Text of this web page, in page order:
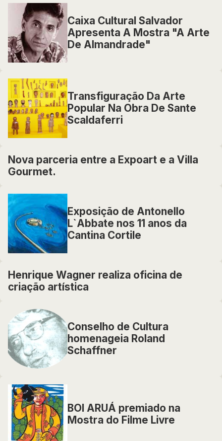
Caixa Cultural Salvador
Apresenta A Mostra "A Arte
De Almandrade"
Transfiguração Da Arte
Popular Na Obra De Sante
Scaldaferri
Nova parceria entre a Expoart e a Villa
Gourmet.
Exposição de Antonello
L`Abbate nos 11 anos da
Cantina Cortile
Henrique Wagner realiza oficina de
criação artística
Conselho de Cultura
homenageia Roland
Schaffner
BOI ARUÁ premiado na
Mostra do Filme Livre